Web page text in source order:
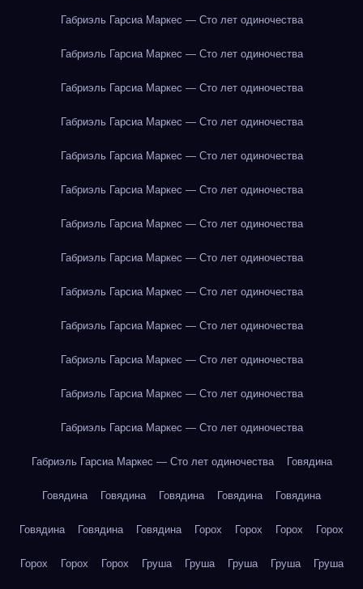
Габриэль Гарсиа Маркес — Сто лет одиночества
Габриэль Гарсиа Маркес — Сто лет одиночества
Габриэль Гарсиа Маркес — Сто лет одиночества
Габриэль Гарсиа Маркес — Сто лет одиночества
Габриэль Гарсиа Маркес — Сто лет одиночества
Габриэль Гарсиа Маркес — Сто лет одиночества
Габриэль Гарсиа Маркес — Сто лет одиночества
Габриэль Гарсиа Маркес — Сто лет одиночества
Габриэль Гарсиа Маркес — Сто лет одиночества
Габриэль Гарсиа Маркес — Сто лет одиночества
Габриэль Гарсиа Маркес — Сто лет одиночества
Габриэль Гарсиа Маркес — Сто лет одиночества
Габриэль Гарсиа Маркес — Сто лет одиночества
Габриэль Гарсиа Маркес — Сто лет одиночества Говядина
Говядина Говядина Говядина Говядина Говядина
Говядина Говядина Говядина Горох Горох Горох Горох
Горох Горох Горох Груша Груша Груша Груша Груша